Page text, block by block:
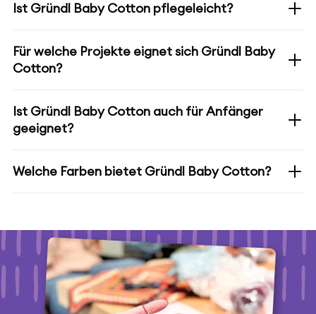
Ist Gründl Baby Cotton pflegeleicht?
Für welche Projekte eignet sich Gründl Baby
Cotton?
Ist Gründl Baby Cotton auch für Anfänger
geeignet?
Welche Farben bietet Gründl Baby Cotton?